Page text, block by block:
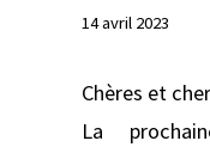
14 avril 2023
Chères et
La